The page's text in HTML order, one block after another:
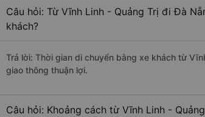
Câu hỏi: Từ Vĩnh Linh - Quảng Trị đi Đà
khách?
Trả lời: Thời gian di chuyển bằng xe khách từ
giao thông thuận lợi.
Câu hỏi: Khoảng cách từ Vĩnh Linh -